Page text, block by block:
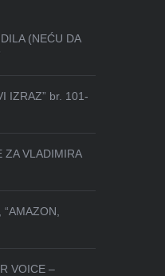
(NEĆU DA
IZRAZ” br. 101-
ZA VLADIMIRA
VOICE –